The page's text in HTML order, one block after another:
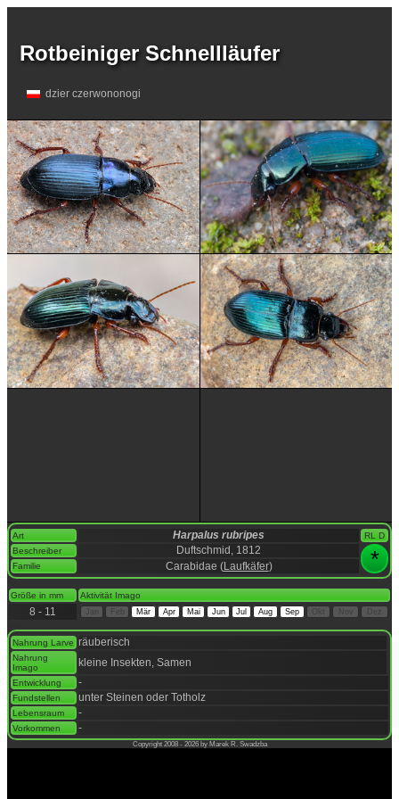
Rotbeiniger Schnellläufer
dzier czerwononogi
Art Harpalus rubripes
RL D
Beschreiber
Duftschmid, 1812 *
Familie Carabidae (Laufkäfer)
Größe in mm Aktivität Imago
8 - 11 Mär Apr Mai Jun Jul Aug Sep Dez
Nahrung Larve räuberisch
Nahrung
Imago
kleine Insekten, Samen
Entwicklung -
Fundstellen unter Steinen oder Totholz
Lebensraum -
Vorkommen -
Copyright 2008 - 2026 by Marek R. Swadzba